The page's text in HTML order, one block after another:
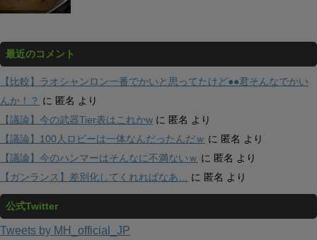
最近のコメント
【比較】ラオシャンロン一番でかいと思ってたけど●●君そんなでかい
んか！？ に 匿名 より
【議論】今の武器Tier表はこれかw に 匿名 より
【議論】100人ロビーは一体なんだったんだｗ に 匿名 より
【議論】今のハンマーはそんなに不満ないｗ に 匿名 より
【ガンランス】差別化してくれればなあ…
に 匿名 より
公式Twitter
Tweets by MH_official_JP